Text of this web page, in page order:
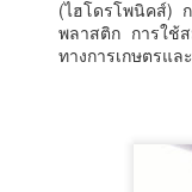
(ไฮโดรโพนิคส์)
พลาสติก การใช้
ทางการเกษตรแ